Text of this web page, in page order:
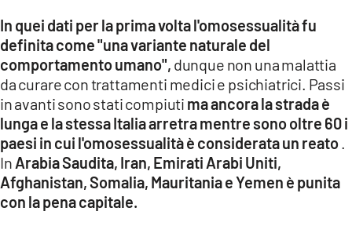
In quei dati per la prima volta l'omosessualità fu
definita come "una variante naturale del
comportamento umano", dunque non una malattia
da curare con trattamenti medici e psichiatrici. Passi
in avanti sono stati compiuti ma ancora la strada è
lunga e la stessa Italia arretra mentre sono oltre 60 i
paesi in cui l'omosessualità è considerata un reato
In Arabia Saudita, Iran, Emirati Arabi Uniti,
Afghanistan, Somalia, Mauritania e Yemen è punita
con la pena capitale.